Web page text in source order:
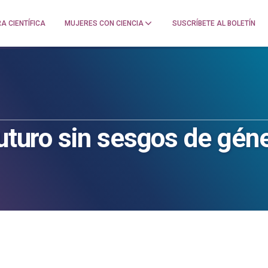
CIENTÍFICA MUJERES CON CIENCIA SUSCRÍBETE AL BOLETÍN
sin sesgos de